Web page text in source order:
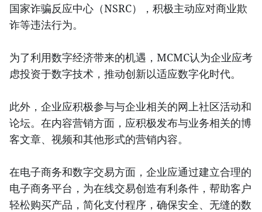
国家诈骗反应中心（NSRC），积极主动应对商业欺
诈等违法行为。
为了利用数字经济带来的机遇，MCMC认为企业应考
虑投资于数字技术，推动创新以适应数字化时代。
此外，企业应积极参与与企业相关的网上社区活动和
论坛。在内容营销方面，应积极发布与业务相关的博
客文章、视频和其他形式的营销内容。
在电子商务和数字交易方面，企业应通过建立合理的
电子商务平台，为在线交易创造有利条件，帮助客户
轻松购买产品，简化支付程序，确保安全、无缝的数